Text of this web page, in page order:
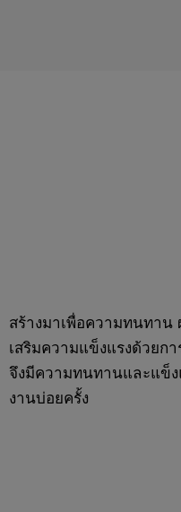
สร้างมาเพื่อความทนทา
เสริมความแข็งแรงด้วยก
จึงมีความทนทานและแข็ง
งานบ่อยครั้ง